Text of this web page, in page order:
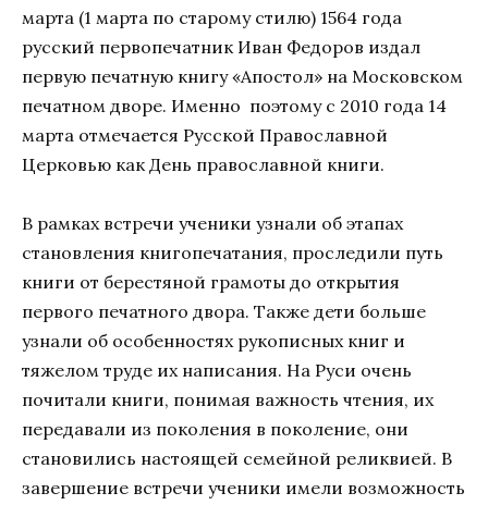
марта (1 марта по старому стилю) 1564 года
русский первопечатник Иван Федоров издал
первую печатную книгу «Апостол» на Московском
печатном дворе. Именно поэтому с 2010 года 14
марта отмечается Русской Православной
Церковью как День православной книги.
В рамках встречи ученики узнали об этапах
становления книгопечатания, проследили путь
книги от берестяной грамоты до открытия
первого печатного двора. Также дети больше
узнали об особенностях рукописных книг и
тяжелом труде их написания. На Руси очень
почитали книги, понимая важность чтения, их
передавали из поколения в поколение, они
становились настоящей семейной реликвией. В
завершение встречи ученики имели возможность